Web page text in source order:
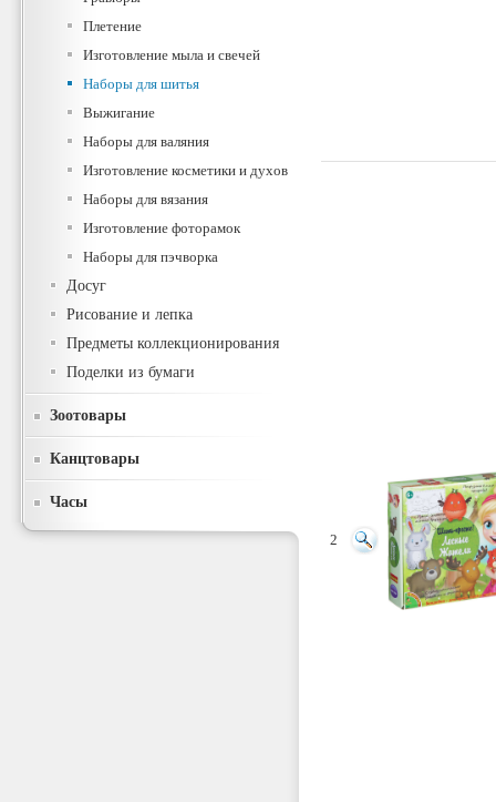
Плетение
Изготовление мыла и свечей
Наборы для шитья
Выжигание
Наборы для валяния
Изготовление косметики и духов
Наборы для вязания
Изготовление фоторамок
Наборы для пэчворка
Досуг
Рисование и лепка
Предметы коллекционирования
Поделки из бумаги
Зоотовары
Канцтовары
Часы
2